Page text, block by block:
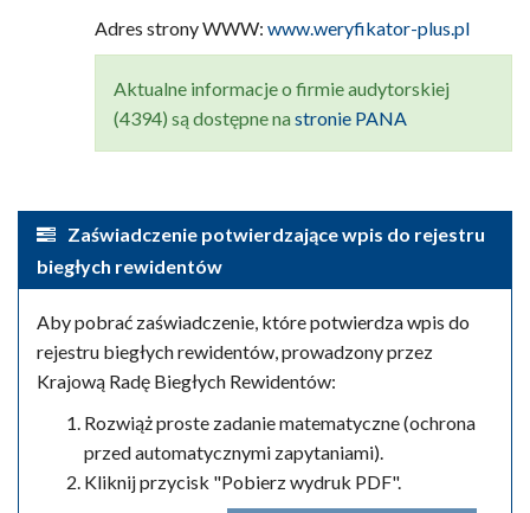
Adres strony WWW: www.weryfikator-plus.pl
Aktualne informacje o firmie audytorskiej
(4394) są dostępne nastronie PANA
Zaświadczenie potwierdzające wpis do rejestru
biegłych rewidentów
Aby pobrać zaświadczenie, które potwierdza wpis do
rejestru biegłych rewidentów, prowadzony przez
Krajową Radę Biegłych Rewidentów:
Rozwiąż proste zadanie matematyczne (ochrona
przed automatycznymi zapytaniami).
Kliknij przycisk "Pobierz wydruk PDF".